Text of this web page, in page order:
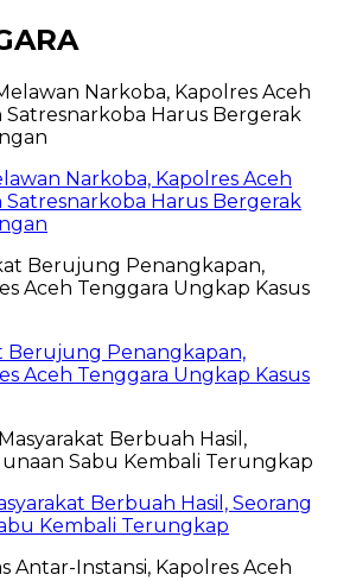
Narkoba, Kapolres Aceh
Satresnarkoba Harus Bergerak
Berujung Penangkapan,
Aceh Tenggara Ungkap Kasus
Berbuah Hasil, Seorang
Kembali Terungkap